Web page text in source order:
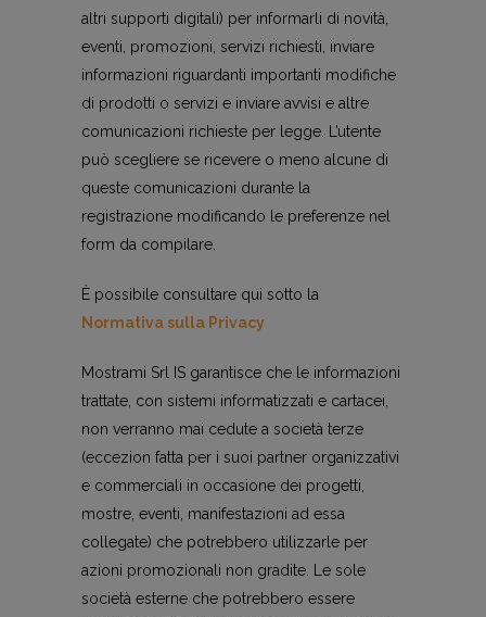
altri supporti digitali) per informarli di novità,
eventi, promozioni, servizi richiesti, inviare
informazioni riguardanti importanti modifiche
di prodotti o servizi e inviare avvisi e altre
comunicazioni richieste per legge. L’utente
può scegliere se ricevere o meno alcune di
queste comunicazioni durante la
registrazione modificando le preferenze nel
form da compilare.
È possibile consultare qui sotto la
Normativa sulla Privacy
Mostrami Srl IS garantisce che le informazioni
trattate, con sistemi informatizzati e cartacei,
non verranno mai cedute a società terze
(eccezion fatta per i suoi partner organizzativi
e commerciali in occasione dei progetti,
mostre, eventi, manifestazioni ad essa
collegate) che potrebbero utilizzarle per
azioni promozionali non gradite. Le sole
società esterne che potrebbero essere